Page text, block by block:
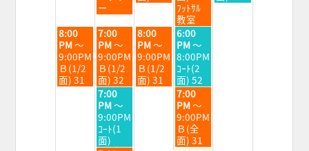
5th
2026
ー
6th
7th
2026
ﾌｯﾄｻﾙ
教室
8th
火
曜
日,
8
月
4th
8:00
PM～
9:00PM
Ｂ(1/2
面) 31
水
曜
日,
8
月
5th
2026
7:00
PM～
9:00PM
Ｂ(1/2
面) 32
木
曜
日,
8
月
6th
8:00
PM～
9:00PM
Ｂ(1/2
面) 31
金
曜
日,
8
月
7th
2026
6:00
PM～
8:00PM
ｺｰﾄ(2
面) 52
水
曜
日,
8
月
7:00
PM～
9:00PM
ｺｰﾄ(1
面)
金
曜
日,
8
月
7:00
PM～
9:00PM
Ｂ(全
面) 31